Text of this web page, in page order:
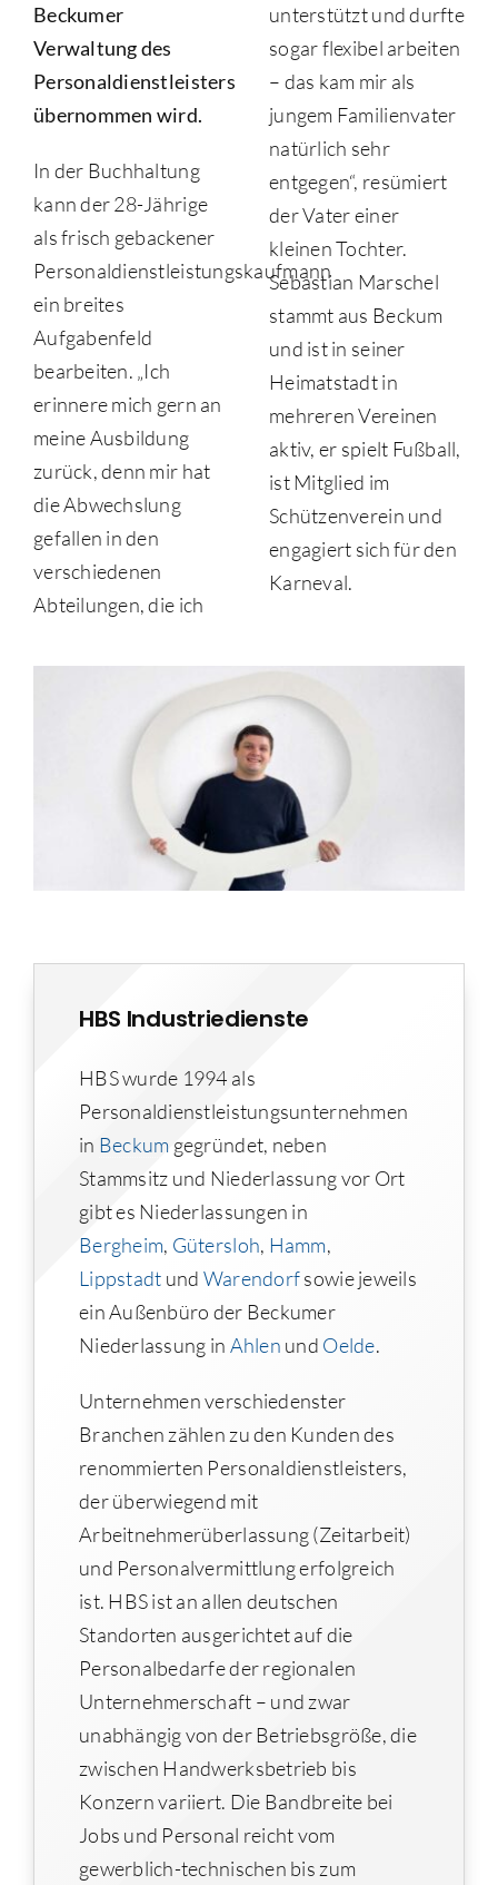
Beckumer
Verwaltung des
Personaldienstleisters
übernommen wird.
In der Buchhaltung
kann der 28-Jährige
als frisch gebackener
Personaldienstleistungskaufmann
ein breites
Aufgabenfeld
bearbeiten. „Ich
erinnere mich gern an
meine Ausbildung
zurück, denn mir hat
die Abwechslung
gefallen in den
verschiedenen
Abteilungen, die ich
unterstützt und durfte
sogar flexibel arbeiten
– das kam mir als
jungem Familienvater
natürlich sehr
entgegen“, resümiert
der Vater einer
kleinen Tochter.
Sebastian Marschel
stammt aus Beckum
und ist in seiner
Heimatstadt in
mehreren Vereinen
aktiv, er spielt Fußball,
ist Mitglied im
Schützenverein und
engagiert sich für den
Karneval.
HBS Industriedienste
HBS wurde 1994 als
Personaldienstleistungsunternehmen
in Beckum gegründet, neben
Stammsitz und Niederlassung vor Ort
gibt es Niederlassungen in
Bergheim, Gütersloh, Hamm,
Lippstadt und Warendorfsowie jeweils
ein Außenbüro der Beckumer
Niederlassung in Ahlen und Oelde.
Unternehmen verschiedenster
Branchen zählen zu den Kunden des
renommierten Personaldienstleisters,
der überwiegend mit
Arbeitnehmerüberlassung (Zeitarbeit)
und Personalvermittlung erfolgreich
ist. HBS ist an allen deutschen
Standorten ausgerichtet auf die
Personalbedarfe der regionalen
Unternehmerschaft – und zwar
unabhängig von der Betriebsgröße, die
zwischen Handwerksbetrieb bis
Konzern variiert. Die Bandbreite bei
Jobs und Personal reicht vom
gewerblich-technischen bis zum